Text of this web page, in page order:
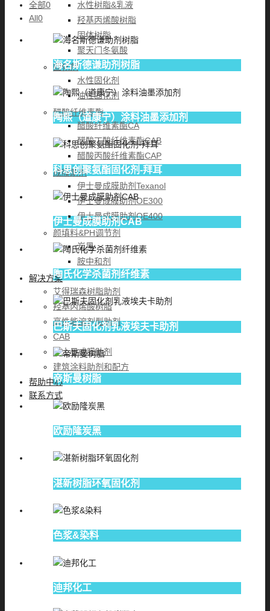
水性树脂&乳液
羟基丙烯酸树脂
固体树脂
聚天门冬氨酸
固化剂
水性固化剂
油性固化剂
醋酸纤维素酯
醋酸纤维素酯CA
醋酸丁酸纤维素酯CAB
醋酸丙酸纤维素酯CAP
成膜助剂
伊士曼成膜助剂Texanol
伊士曼成膜助剂OE300
伊士曼成膜助剂OE400
颜填料&PH调节剂
炭黑
胺中和剂
解决方案
艾得瑞森树脂助剂
羟基丙烯酸树脂
高性能溶剂型助剂
CAB
伊士曼成膜助剂
建筑涂料助剂和配方
帮助中心
联系方式
全部0
All0
海名斯德谦助剂树脂
陶熙（道康宁）涂料油墨添加剂
科思创聚氨酯固化剂-拜耳
伊士曼成膜助剂CAB
陶氏化学杀菌剂纤维素
巴斯夫固化剂乳液埃夫卡助剂
帝斯曼树脂
欧励隆炭黑
湛新树脂环氧固化剂
色浆&染料
迪邦化工